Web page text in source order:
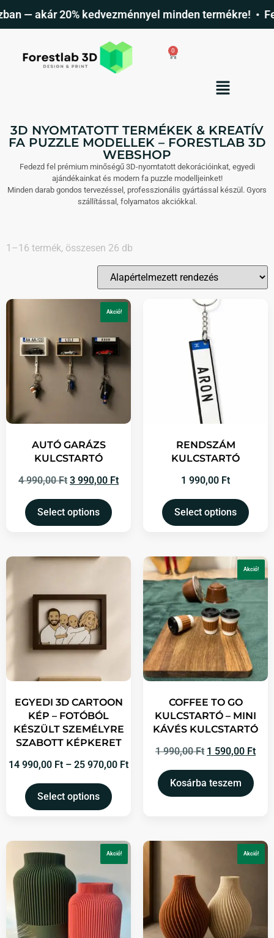
20% kedvezménnyel minden termékre! •
0
3D NYOMTATOTT TERMÉKEK & KREATÍV
FA PUZZLE MODELLEK – FORESTLAB 3D
WEBSHOP
Fedezd fel prémium minőségű 3D-nyomtatott dekorációinkat, egyedi
ajándékainkat és modern fa puzzle modelljeinket!
Minden darab gondos tervezéssel, professzionális gyártással készül. Gyors
szállítással, folyamatos akciókkal.
1–16 termék, összesen 26 db
Akció!
AUTÓ GARÁZS
KULCSTARTÓ
4 990,00Ft 3 990,00 Ft
Select options
RENDSZÁM
KULCSTARTÓ
1 990,00 Ft
Select options
EGYEDI 3D CARTOON
KÉP – FOTÓBÓL
KÉSZÜLT SZEMÉLYRE
SZABOTT KÉPKERET
14 990,00 Ft – 25 970,00 Ft
Select options
Akció!
COFFEE TO GO
KULCSTARTÓ – MINI
KÁVÉS KULCSTARTÓ
1 990,00Ft 1 590,00 Ft
Kosárba teszem
Akció! Akció!